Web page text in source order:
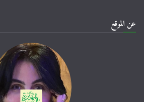
عن الموقع